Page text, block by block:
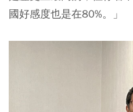
國好感度也是在80%。」